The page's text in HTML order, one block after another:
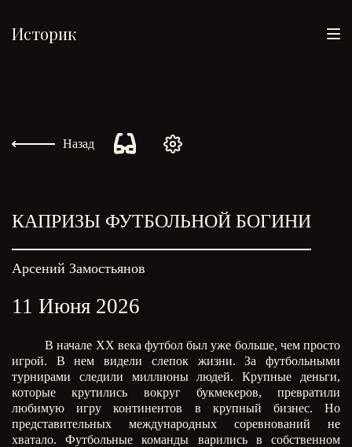
Историк
Назад
КАПРИЗЫ ФУТБОЛЬНОЙ БОГИНИ
11 Июня 2026
Арсений Замостьянов
В начале ХХ века футбол был уже больше, чем просто
игрой. В нем видели слепок жизни. За футбольными
турнирами следили миллионы людей. Крупные деньги,
которые крутились вокруг букмекеров, превратили
любимую игру континентов в крупный бизнес. Но
представительных международных соревнований не
хватало. Футбольные команды варились в собственном